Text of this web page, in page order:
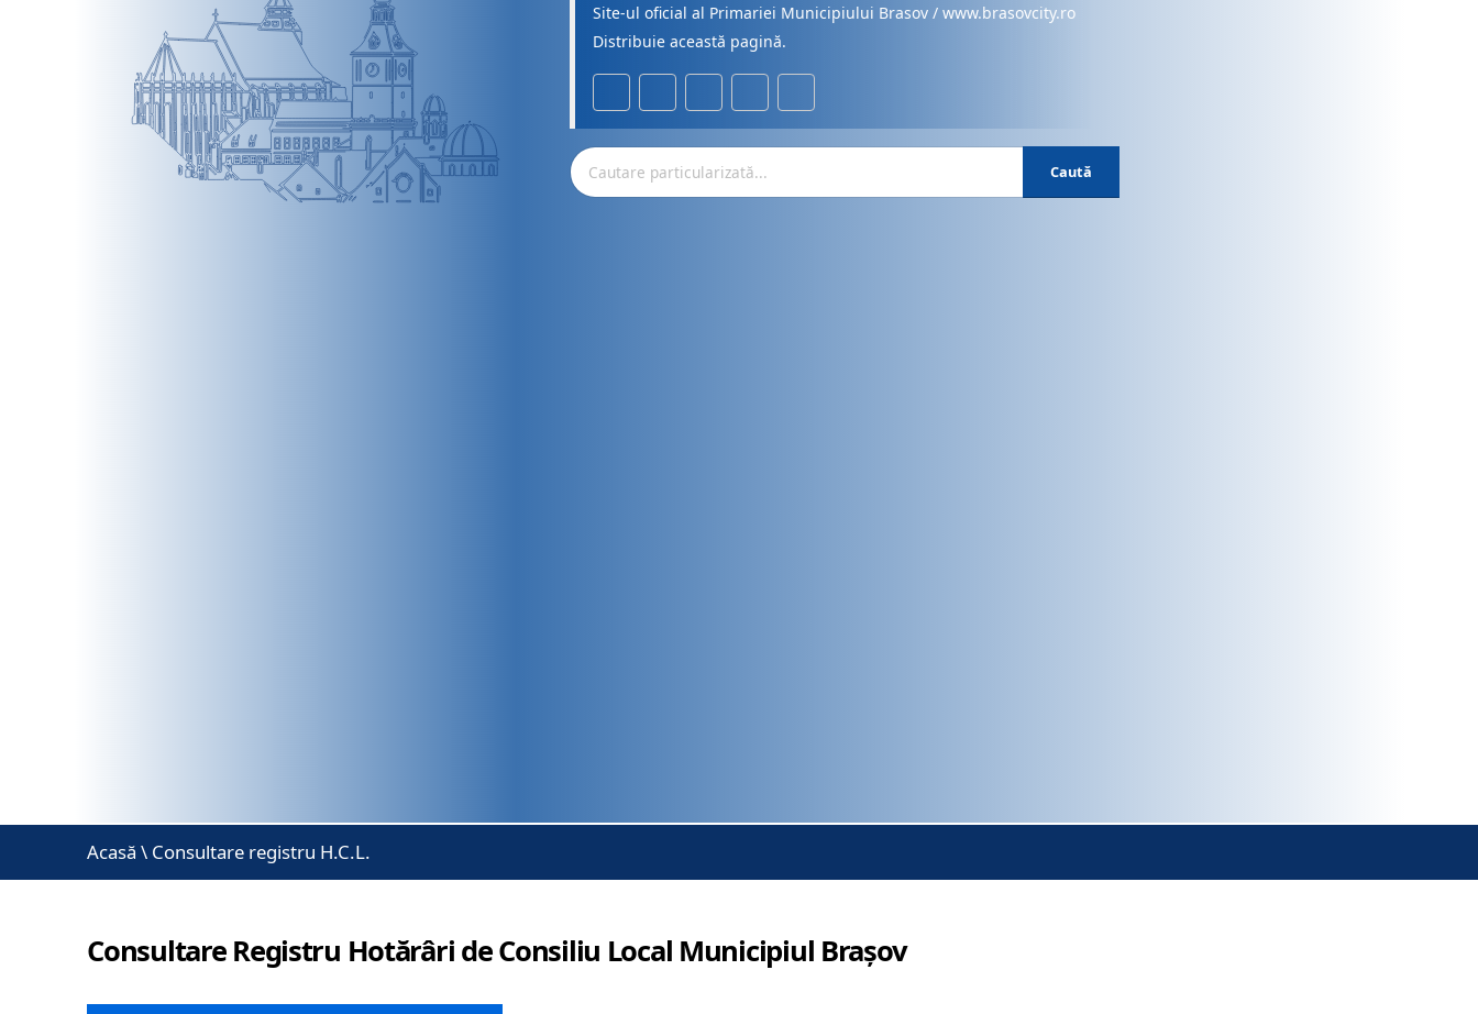
Site-ul oficial al Primariei Municipiului Brasov / www.brasovcity.ro
Distribuie această pagină.
Caută
Acasă \ Consultare registru H.C.L.
Consultare Registru Hotărâri de Consiliu Local Municipiul Brașov